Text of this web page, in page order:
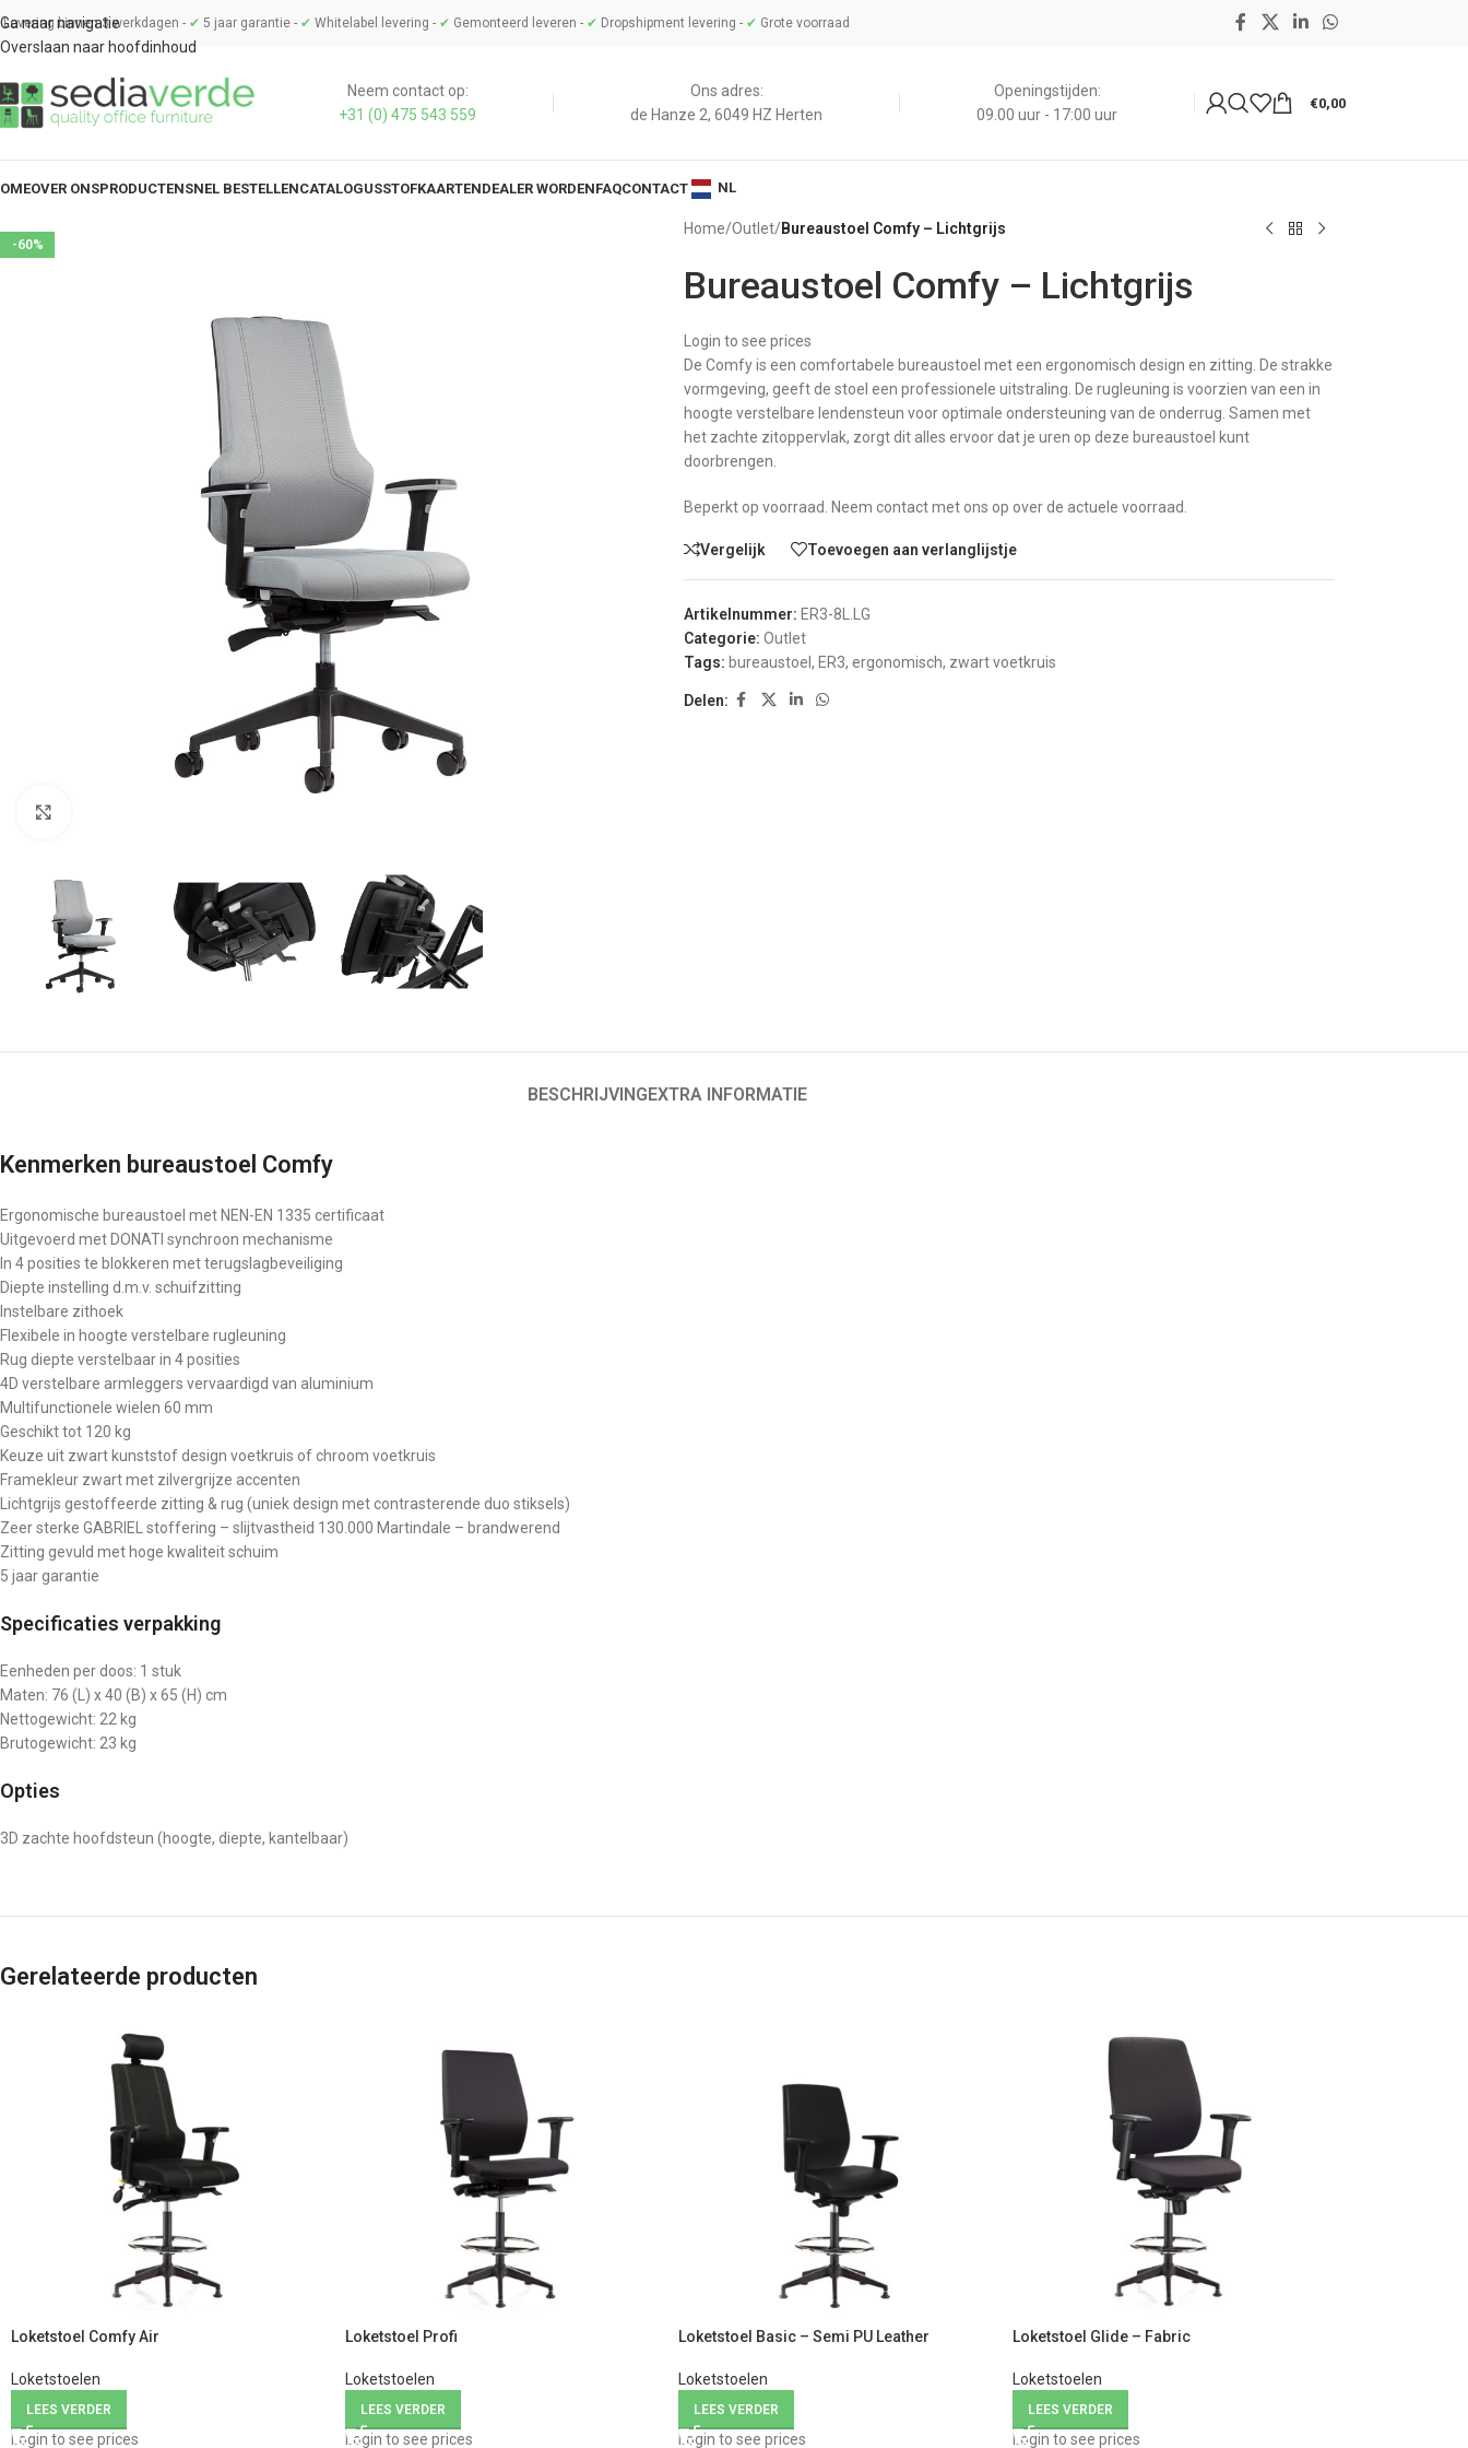
Ga naar navigatie
Overslaan naar hoofdinhoud
Levering binnen 3 werkdagen - ✔ 5 jaar garantie - ✔ Whitelabel levering - ✔ Gemonteerd leveren - ✔ Dropshipment levering - ✔ Grote voorraad
Neem contact op:
+31 (0) 475 543 559
Ons adres:
de Hanze 2, 6049 HZ Herten
Openingstijden:
09.00 uur - 17:00 uur
€0,00
OVER ONSPRODUCTENSNEL BESTELLENCATALOGUSSTOFKAARTENDEALER WORDENFAQCONTACT NL
-60%
Home/Outlet/Bureaustoel Comfy – Lichtgrijs
Bureaustoel Comfy – Lichtgrijs
Login to see prices
De Comfy is een comfortabele bureaustoel met een ergonomisch design en zitting. De strakke
vormgeving, geeft de stoel een professionele uitstraling. De rugleuning is voorzien van een in
hoogte verstelbare lendensteun voor optimale ondersteuning van de onderrug. Samen met
het zachte zitoppervlak, zorgt dit alles ervoor dat je uren op deze bureaustoel kunt
doorbrengen.
Beperkt op voorraad. Neem contact met ons op over de actuele voorraad.
Vergelijk Toevoegen aan verlanglijstje
Artikelnummer: ER3-8L.LG
Categorie: Outlet
Tags: bureaustoel , ER3, ergonomisch, zwart voetkruis
Delen:
BESCHRIJVINGEXTRA INFORMATIE
Kenmerken bureaustoel Comfy
Ergonomische bureaustoel met NEN-EN 1335 certificaat
Uitgevoerd met DONATI synchroon mechanisme
In 4 posities te blokkeren met terugslagbeveiliging
Diepte instelling d.m.v. schuifzitting
Instelbare zithoek
Flexibele in hoogte verstelbare rugleuning
Rug diepte verstelbaar in 4 posities
4D verstelbare armleggers vervaardigd van aluminium
Multifunctionele wielen 60 mm
Geschikt tot 120 kg
Keuze uit zwart kunststof design voetkruis of chroom voetkruis
Framekleur zwart met zilvergrijze accenten
Lichtgrijs gestoffeerde zitting & rug (uniek design met contrasterende duo stiksels)
Zeer sterke GABRIEL stoffering – slijtvastheid 130.000 Martindale – brandwerend
Zitting gevuld met hoge kwaliteit schuim
5 jaar garantie
Specificaties verpakking
Eenheden per doos: 1 stuk
Maten: 76 (L) x 40 (B) x 65 (H) cm
Nettogewicht: 22 kg
Brutogewicht: 23 kg
Opties
3D zachte hoofdsteun (hoogte, diepte, kantelbaar)
Gerelateerde producten
Loketstoel Comfy Air
Loketstoelen
LEES VERDER
Login to see prices
Loketstoel Profi
Loketstoelen
LEES VERDER
Login to see prices
Loketstoel Basic – Semi PU Leather
Loketstoelen
LEES VERDER
Login to see prices
Loketstoel Glide – Fabric
Loketstoelen
LEES VERDER
Login to see prices